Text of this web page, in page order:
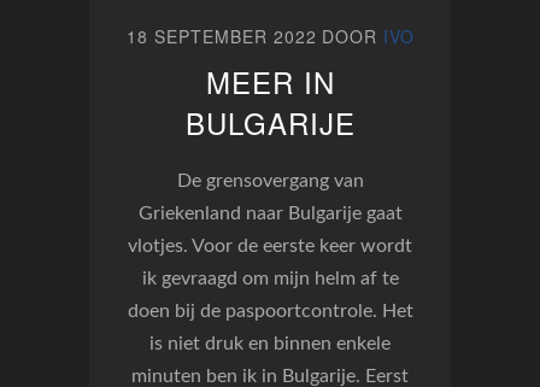
18 SEPTEMBER 2022 DOOR IVO
MEER IN
BULGARIJE
De grensovergang van
Griekenland naar Bulgarije gaat
vlotjes. Voor de eerste keer wordt
ik gevraagd om mijn helm af te
doen bij de paspoortcontrole. Het
is niet druk en binnen enkele
minuten ben ik in Bulgarije. Eerst